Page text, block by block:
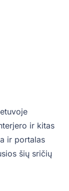
ir kitas
ir portalas
šių sričių